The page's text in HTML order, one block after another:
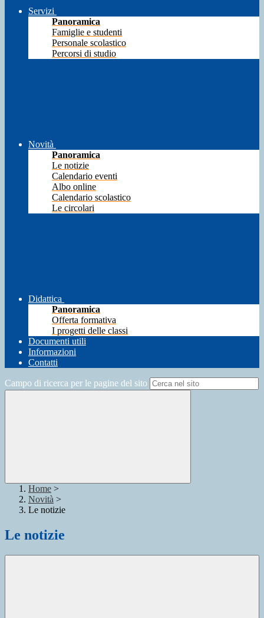
Servizi
Panoramica
Famiglie e studenti
Personale scolastico
Percorsi di studio
Novità
Panoramica
Le notizie
Calendario eventi
Albo online
Calendario scolastico
Le circolari
Didattica
Panoramica
Offerta formativa
I progetti delle classi
Documenti utili
Informazioni
Contatti
Campo di ricerca per le pagine del sito
Home >
Novità >
Le notizie
Le notizie